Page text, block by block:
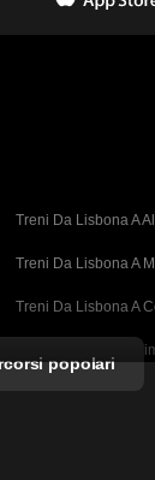
Treni Da Lisbona A
Treni Da Lisbona A
Treni Da Lisbona A
Treni Da Porto A
popolari